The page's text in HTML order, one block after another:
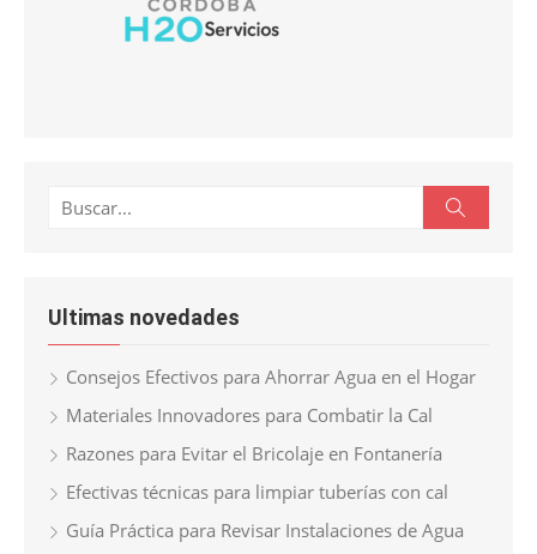
Buscar:
Ultimas novedades
Consejos Efectivos para Ahorrar Agua en el Hogar
Materiales Innovadores para Combatir la Cal
Razones para Evitar el Bricolaje en Fontanería
Efectivas técnicas para limpiar tuberías con cal
Guía Práctica para Revisar Instalaciones de Agua